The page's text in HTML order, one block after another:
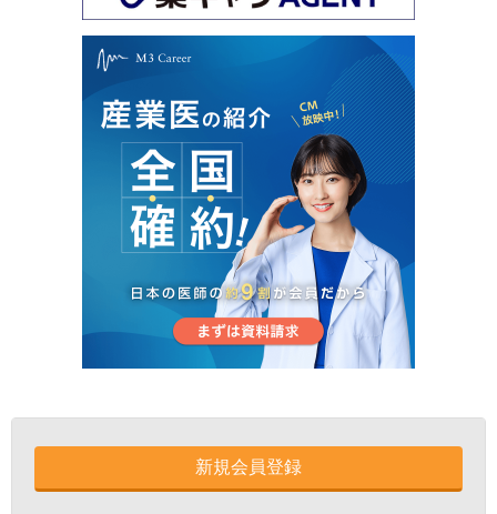
新規会員登録